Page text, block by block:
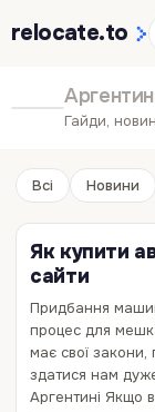
relocate.to
Гайди,
Всі Новини
Як купити
сайти
Придбання
процес для
має свої
здатися нам
Аргентині Якщо
Як
Аргентині?
Українці, які
різними
Як
Переказ грошей
головною білью